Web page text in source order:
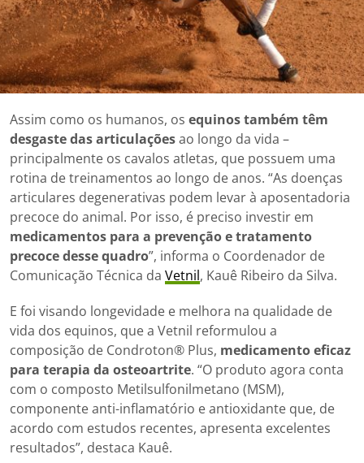
Assim como os humanos, os equinos também têm
desgaste das articulaçõesao longo da vida –
principalmente os cavalos atletas, que possuem uma
rotina de treinamentos ao longo de anos. “As doenças
articulares degenerativas podem levar à aposentadoria
precoce do animal. Por isso, é preciso investir em
medicamentos para a prevenção e tratamento
precoce desse quadro”, informa o Coordenador de
Comunicação Técnica da Vetnil, Kauê Ribeiro da Silva.
E foi visando longevidade e melhora na qualidade de
vida dos equinos, que a Vetnil reformulou a
composição de Condroton® Plus, medicamento eficaz
para terapia da osteoartrite. “O produto agora conta
com o composto Metilsulfonilmetano (MSM),
componente anti-inflamatório e antioxidante que, de
acordo com estudos recentes, apresenta excelentes
resultados”, destaca Kauê.